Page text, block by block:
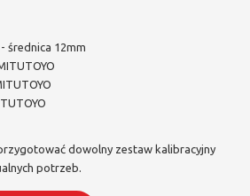
średnica 12mm
dowolny zestaw kalibracyjny
potrzeb.